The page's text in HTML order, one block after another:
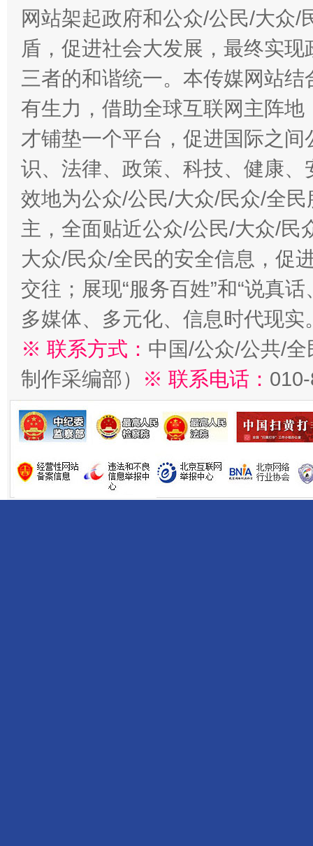
网站架起政府和公众/公民/大众
盾，促进社会大发展，最终实
三者的和谐统一。本传媒网站
有生力，借助全球互联网主阵
才铺垫一个平台，促进国际之
识、法律、政策、科技、健康
效地为公众/公民/大众/民众/全
主，全面贴近公众/公民/大众/民
大众/民众/全民的安全信息，促
交往；展现“服务百姓”和“说真
多媒体、多元化、信息时代现实
※ 联系方式： 中国/公众/公共/
制作采编部）
※ 联系电话：